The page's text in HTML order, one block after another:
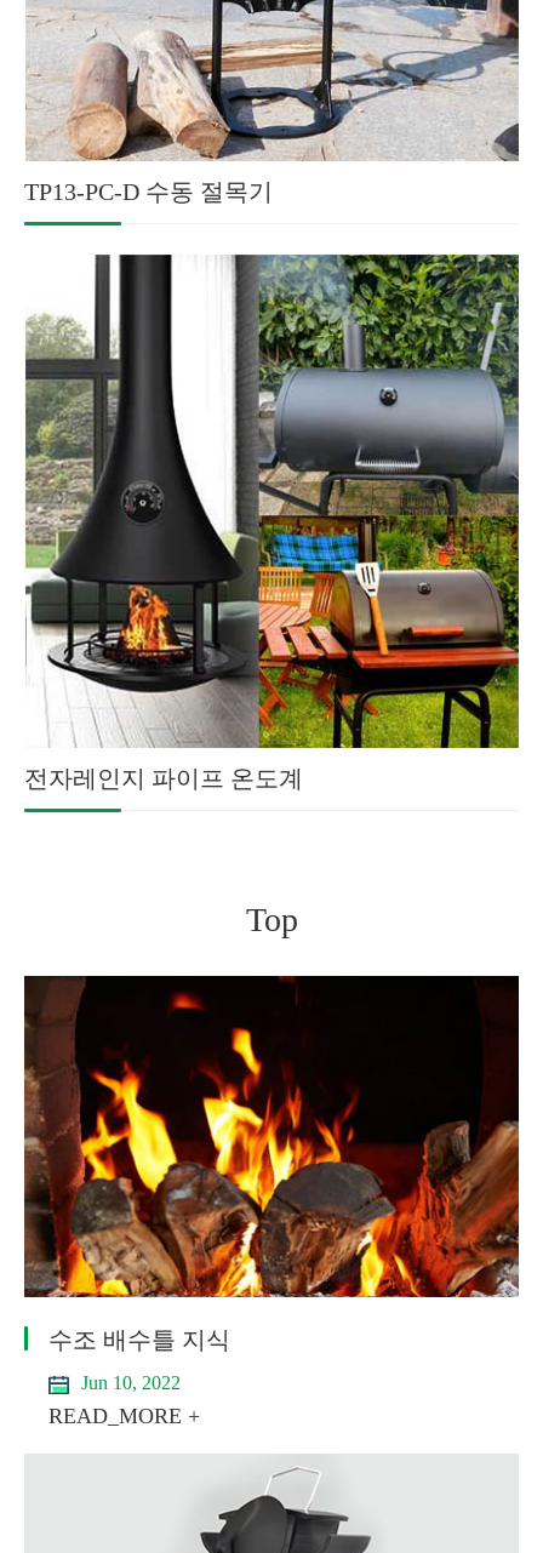
TP13-PC-D 수동 절목기
전자레인지 파이프 온도계
Top
수조 배수틀 지식
Jun 10, 2022
READ_MORE +